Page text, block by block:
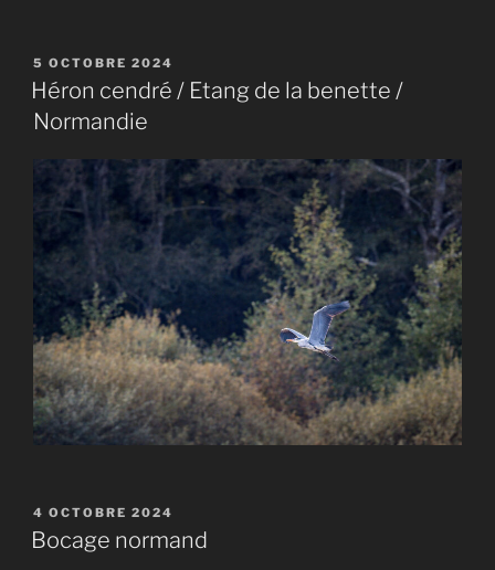
PUBLIÉ
LE
5 OCTOBRE 2024
Héron cendré / Etang de la benette /
Normandie
PUBLIÉ
LE
4 OCTOBRE 2024
Bocage normand